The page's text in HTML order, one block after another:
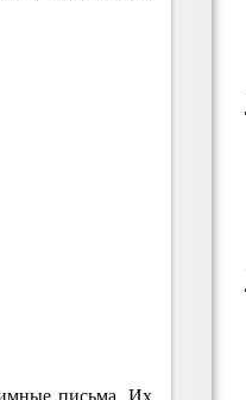
письма. Их